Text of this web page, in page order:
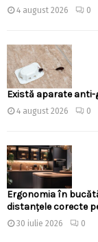
4 august 2026 0
Există aparate anti-
4 august 2026 0
Ergonomia în
distanțele corecte
30 iulie 2026 0